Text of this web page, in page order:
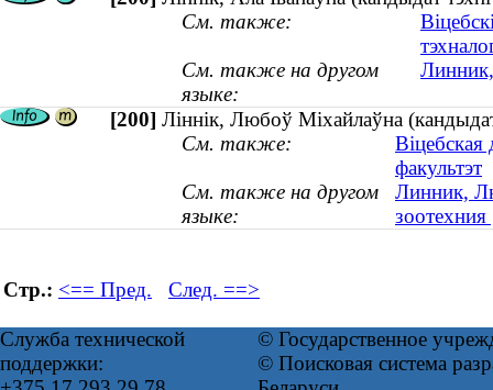
См. также:
См. также на другом
языке:
[200] Ліннік, Любоў Міхайлаўна
См. также:
факультэт
См. также на другом
языке:
Линник,
Стр.: <== Пред. След. ==>
Служба технической
поддержки:
© Государственное
© Поисковая система